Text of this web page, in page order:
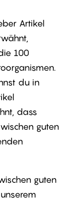
Artikel
100
du in
dass
guten
guten